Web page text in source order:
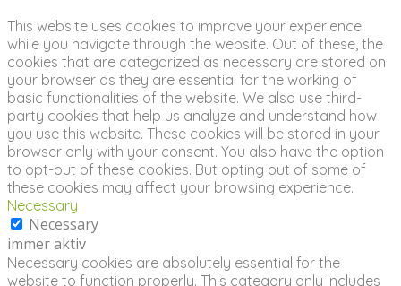
This website uses cookies to improve your experience
while you navigate through the website. Out of these, the
cookies that are categorized as necessary are stored on
your browser as they are essential for the working of
basic functionalities of the website. We also use third-
party cookies that help us analyze and understand how
you use this website. These cookies will be stored in your
browser only with your consent. You also have the option
to opt-out of these cookies. But opting out of some of
these cookies may affect your browsing experience.
Necessary
Necessary
immer aktiv
Necessary cookies are absolutely essential for the
website to function properly. This category only includes